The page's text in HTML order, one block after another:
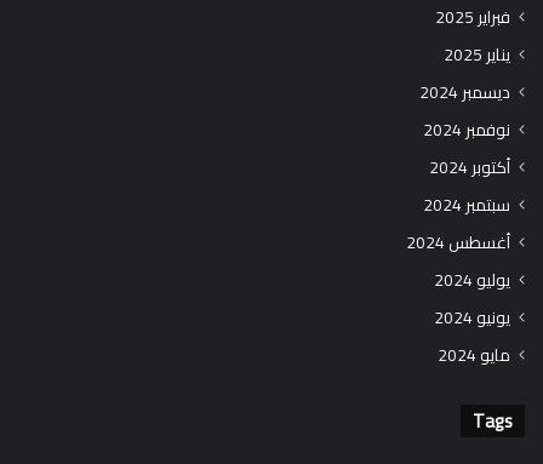
فبراير 2025
يناير 2025
ديسمبر 2024
نوفمبر 2024
أكتوبر 2024
سبتمبر 2024
أغسطس 2024
يوليو 2024
يونيو 2024
مايو 2024
Tags